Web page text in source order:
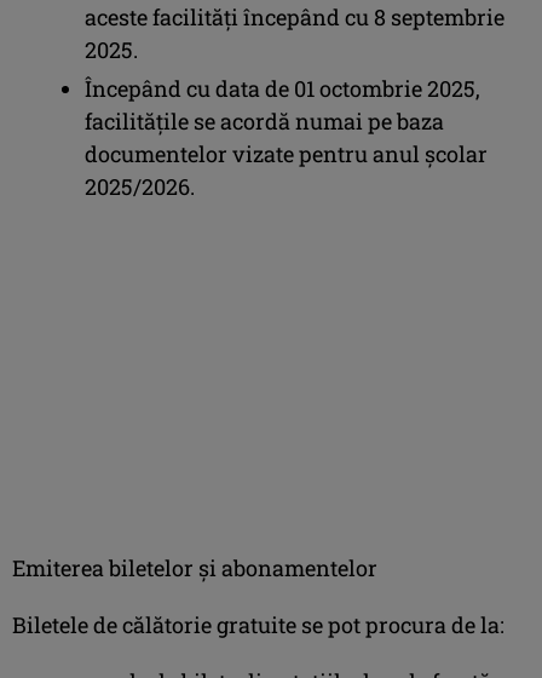
aceste facilități începând cu 8 septembrie
2025.
Începând cu data de 01 octombrie 2025,
facilitățile se acordă numai pe baza
documentelor vizate pentru anul școlar
2025/2026.
Emiterea biletelor și abonamentelor
Biletele de călătorie gratuite se pot procura de la: